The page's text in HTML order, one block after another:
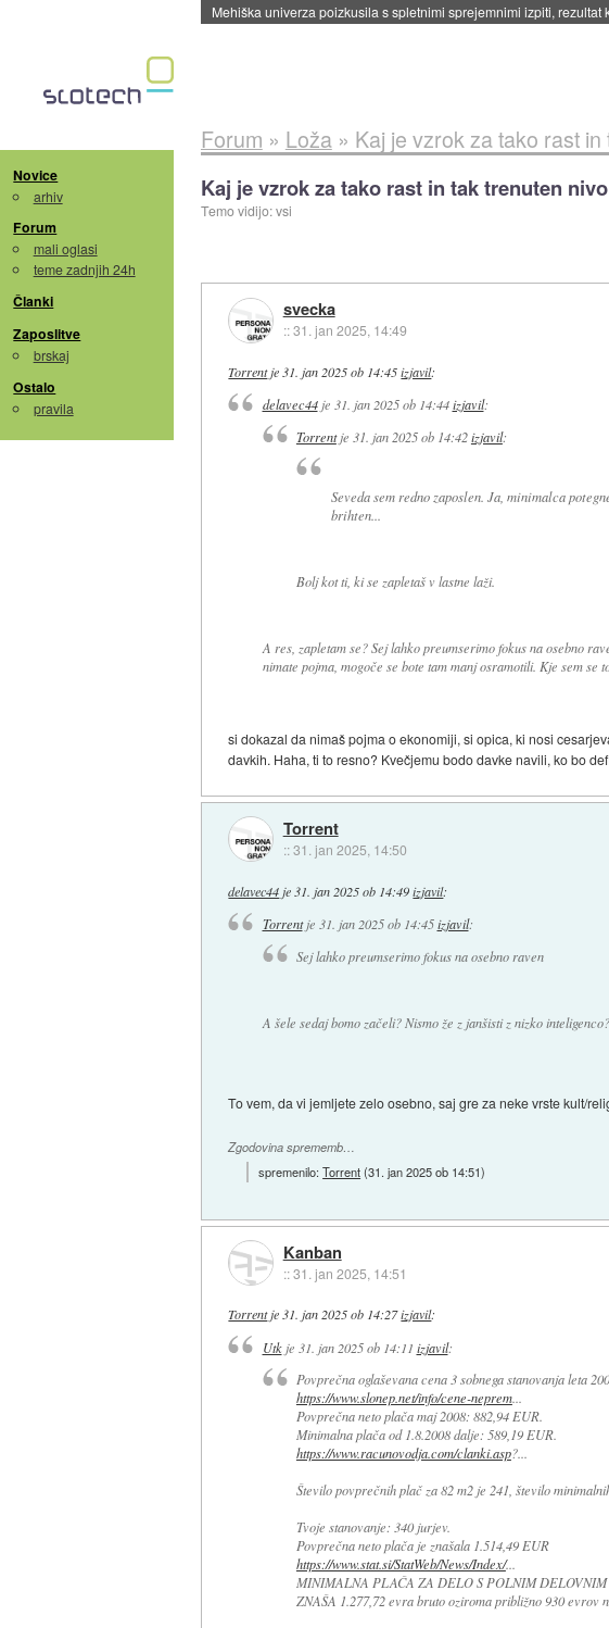
Mehiška univerza poizkusila s spletnimi sprejemnimi izpiti, rezultat
Novice
arhiv
Forum
mali oglasi
teme zadnjih 24h
Članki
Zaposlitve
brskaj
Ostalo
pravila
Forum » Loža» Kaj je vzrok za tako rast
Kaj je vzrok za tako rast in tak trenuten
Temo vidijo: vsi
svecka
::31. jan 2025, 14:49
Torrentje 31. jan 2025 ob 14:45 izjavil:
delavec44je 31. jan 2025 ob 14:44 izjavil:
Torrentje 31. jan 2025 ob 14:42izjavil:
Seveda sem redno zaposlen. Ja, minimalca
brihten...
Bolj kot ti, ki se zapletaš v lastne laži.
A res, zapletam se? Sej lahko preumserimo fokus na osebno
nimate pojma, mogoče se bote tam manj osramotili. Kje sem se
si dokazal da nimaš pojma o ekonomiji, si opica, ki nosi
davkih. Haha, ti to resno? Kvečjemu bodo davke navili, ko bo
Torrent
::31. jan 2025, 14:50
delavec44 je 31. jan 2025 ob 14:49 izjavil:
Torrentje 31. jan 2025 ob 14:45 izjavil:
Sej lahko preumserimo fokus na osebno raven
A šele sedaj bomo začeli? Nismo že z janšisti z nizko inteligenco?
To vem, da vi jemljete zelo osebno, saj gre za neke vrste kult/
Zgodovina sprememb…
spremenilo:Torrent(31. jan 2025 ob 14:51)
Kanban
::31. jan 2025, 14:51
Torrentje31. jan 2025 ob 14:27izjavil:
Utkje 31. jan 2025 ob 14:11 izjavil:
Povprečna oglaševana cena 3 sobnega stanovanja leta
https://www.slonep.net/info/cene-neprem...
Povprečna neto plača maj 2008: 882,94 EUR.
Minimalna plača od 1.8.2008 dalje: 589,19 EUR.
https://www.racunovodja.com/clanki.asp?...
Število povprečnih plač za 82 m2 je 241, število
Tvoje stanovanje: 340 jurjev.
Povprečna neto plača je znašala 1.514,49 EUR
https://www.stat.si/StatWeb/News/Index/...
MINIMALNA PLAČA ZA DELO S POLNIM DELOVNIM
ZNAŠA 1.277,72 evra bruto oziroma približno 930 evrov